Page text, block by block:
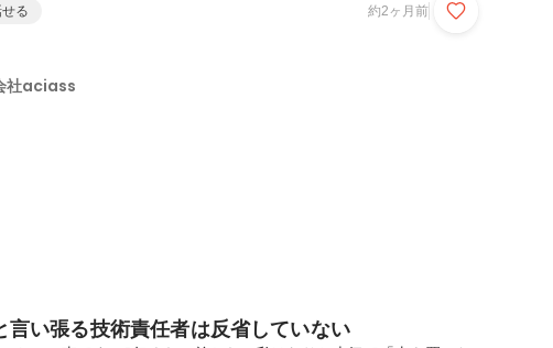
、今日はそのお話をさせていただきます。出鼻、いや出耳をくじかれ
なっていましたが、その場所だけは別世界のような心地よさでした。
る 約2ヶ月前
社aciass
言い張る技術責任者は反省していない